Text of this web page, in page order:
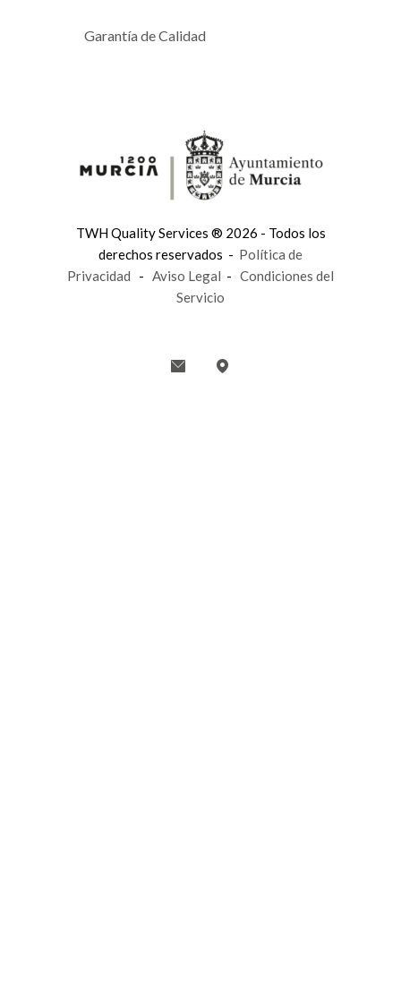
Garantía de Calidad
TWH Quality Services ® 2026 - Todos los
derechos reservados - Política de
Privacidad - Aviso Legal - Condiciones del
Servicio